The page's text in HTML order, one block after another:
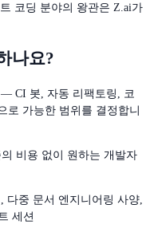
코딩 분야의 왕관은 Z.ai가
나요?
CI 봇, 자동 리팩토링, 코
로 가능한 범위를 결정합니
비용 없이 원하는 개발자
다중 문서 엔지니어링 사양,
세션